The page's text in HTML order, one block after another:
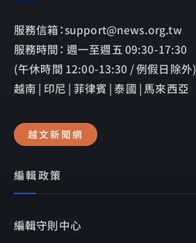
服務信箱：support@news.org.tw
服務時間： 週一至週五 09:30-17:30
(午休時間 12:00-13:30 / 例假日除外)
越南 | 印尼 | 菲律賓 | 泰國 | 馬來西亞
越文新聞網
編輯政策
編輯守則中心